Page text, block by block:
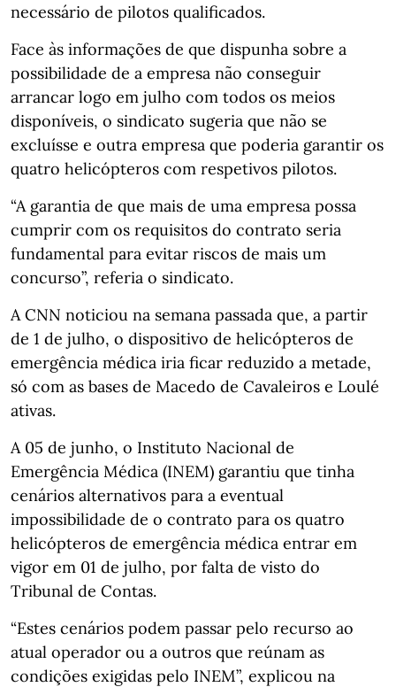
necessário de pilotos qualificados.
Face às informações de que dispunha sobre a
possibilidade de a empresa não conseguir
arrancar logo em julho com todos os meios
disponíveis, o sindicato sugeria que não se
excluísse e outra empresa que poderia garantir os
quatro helicópteros com respetivos pilotos.
“A garantia de que mais de uma empresa possa
cumprir com os requisitos do contrato seria
fundamental para evitar riscos de mais um
concurso”, referia o sindicato.
A CNN noticiou na semana passada que, a partir
de 1 de julho, o dispositivo de helicópteros de
emergência médica iria ficar reduzido a metade,
só com as bases de Macedo de Cavaleiros e Loulé
ativas.
A 05 de junho, o Instituto Nacional de
Emergência Médica (INEM) garantiu que tinha
cenários alternativos para a eventual
impossibilidade de o contrato para os quatro
helicópteros de emergência médica entrar em
vigor em 01 de julho, por falta de visto do
Tribunal de Contas.
“Estes cenários podem passar pelo recurso ao
atual operador ou a outros que reúnam as
condições exigidas pelo INEM”, explicou na